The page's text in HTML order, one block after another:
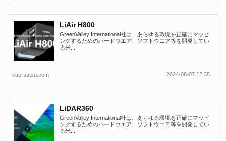
LiAir H800
GreenValley International社は、あらゆる環境を正確にマッピ
ングするためのハードウエア、ソフトウエア等を開発してい
る米...
kuu-satsu.com 2024-08-07 12:35
LiDAR360
GreenValley International社は、あらゆる環境を正確にマッピ
ングするためのハードウエア、ソフトウエア等を開発してい
る米...